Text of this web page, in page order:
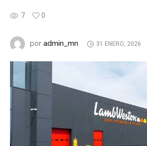
7 0
por admin_mn 31 ENERO, 2026